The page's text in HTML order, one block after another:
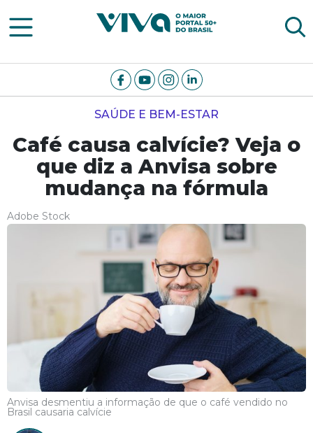
Viva Notícias
SAÚDE E BEM-ESTAR
Café causa calvície? Veja o
que diz a Anvisa sobre
mudança na fórmula
Adobe Stock
Anvisa desmentiu a informação de que o café vendido no
Brasil causaria calvície